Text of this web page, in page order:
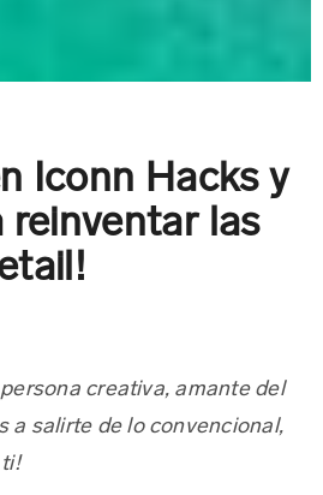
Iconn Hacks y
reinventar las
creativa, amante del
a salirte de lo convencional,